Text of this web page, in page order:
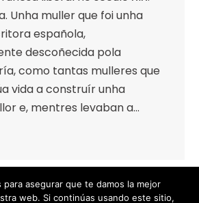
Unha muller que foi unha
española,
descoñecida pola
como tantas mulleres que
vida a construír unha
e, mentres levaban a…
para asegurar que te damos la mejor
web. Si continúas usando este sitio,